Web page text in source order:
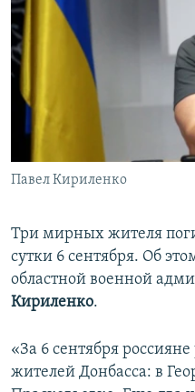
ТЕЛЕПРОЕКТ КРЫМ.РЕАЛИИ
СОВЕТЫ ПРАВОЗАЩИТНИКОВ
ПРОПАВШИЕ БЕЗ ВЕСТИ
ПОБЕДИТЕЛЕЙ НЕ СУДЯТ?
КРЫМ.НЕПОКОРЕННЫЙ
ELIFBE
Українською
Qırımtatar
ПРИСОЕДИНЯЙТЕСЬ!
Все сайты RFE/RL
Павел Кириленко
Три мирных жителя
сутки 6 сентября. Об
областной военной
Кириленко.
«За 6 сентября
жителей Донбасса: в